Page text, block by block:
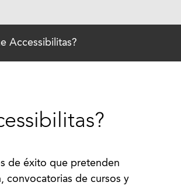
Accessibilitas?
de éxito que pretenden
convocatorias de cursos y